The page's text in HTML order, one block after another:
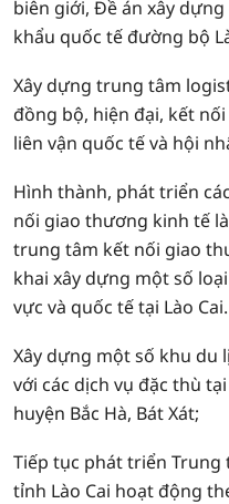
biên giới, Đề án xây
khẩu quốc tế đường bộ
Xây dựng trung tâm
đồng bộ, hiện đại, kết
liên vận quốc tế và hội
Hình thành, phát triển
nối giao thương kinh tế
trung tâm kết nối giao
khai xây dựng một số
vực và quốc tế tại Lào Cai.
Xây dựng một số khu du
với các dịch vụ đặc thù tại
huyện Bắc Hà, Bát Xát;
Tiếp tục phát triển
tỉnh Lào Cai hoạt động